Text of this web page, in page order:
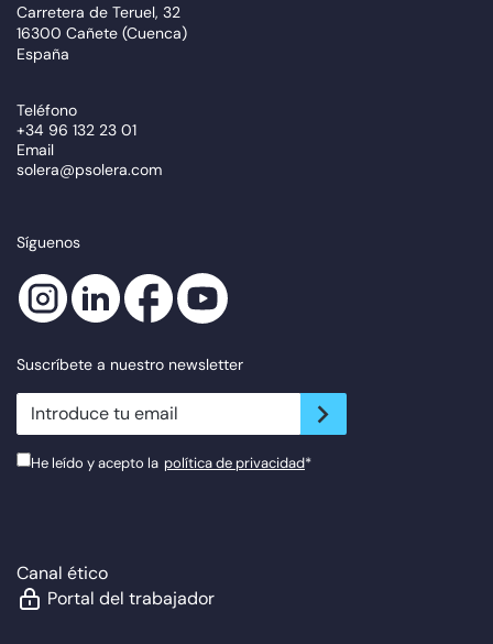
Carretera de Teruel, 32
16300 Cañete (Cuenca)
España
Teléfono
+34 96 132 23 01
Email
solera@psolera.com
Síguenos
Suscríbete a nuestro newsletter
newsletter.suscribe
He leído y acepto la política de privacidad*
Canal ético
Portal del trabajador